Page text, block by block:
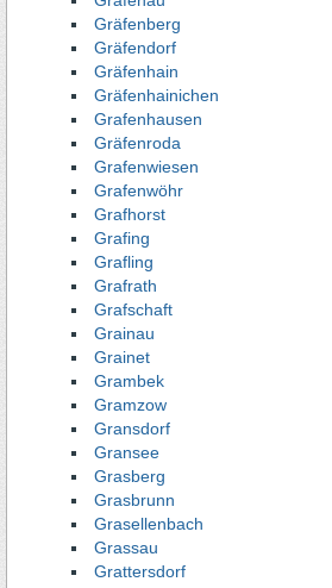
Gräfenberg
Gräfendorf
Gräfenhain
Gräfenhainichen
Grafenhausen
Gräfenroda
Grafenwiesen
Grafenwöhr
Grafhorst
Grafing
Grafling
Grafrath
Grafschaft
Grainau
Grainet
Grambek
Gramzow
Gransdorf
Gransee
Grasberg
Grasbrunn
Grasellenbach
Grassau
Grattersdorf